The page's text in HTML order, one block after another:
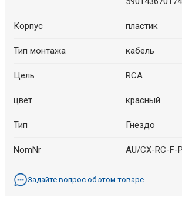
Корпус пластик
Тип монтажа кабель
Цель RCA
цвет красный
Тип Гнездо
NomNr AU/CX-RC-F-
Задайте вопрос об этом товаре